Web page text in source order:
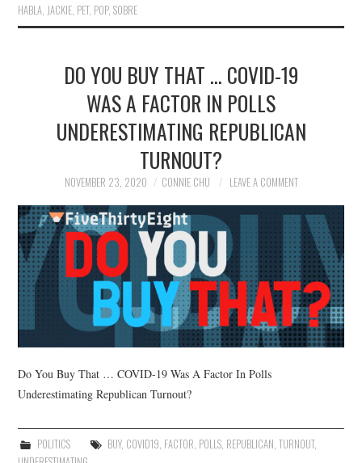
HABLA, JACKIE, PET, POP,SOBRE
DO YOU BUY THAT … COVID-19
WAS A FACTOR IN POLLS
UNDERESTIMATING REPUBLICAN
TURNOUT?
NOVEMBER 23, 2020 CONNIE CHU LEAVE A COMMENT
Do You Buy That … COVID-19 Was A Factor In Polls
Underestimating Republican Turnout?
POLITICS BUY, COVID19 FACTOR POLLS, REPUBLICAN TURNOUT,